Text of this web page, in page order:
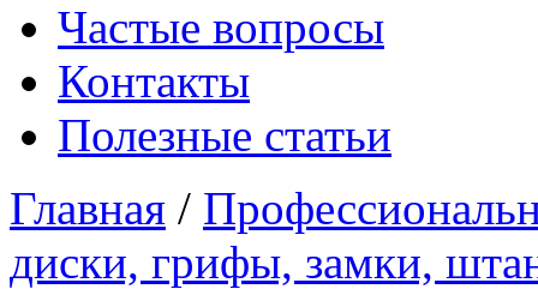
Частые вопросы
Контакты
Полезные статьи
Главная /
диски, грифы, замки,